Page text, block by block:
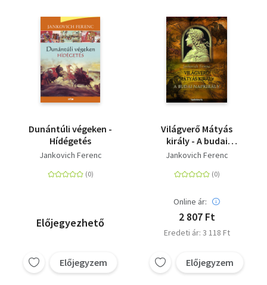
Dunántúli végeken -
Hídégetés
Jankovich Ferenc
Előjegyezhető
Előjegyzem
Világverő Mátyás
király - A budai
napkirály
Jankovich Ferenc
Online ár:
2 807 Ft
Eredeti ár: 3 118 Ft
Előjegyzem